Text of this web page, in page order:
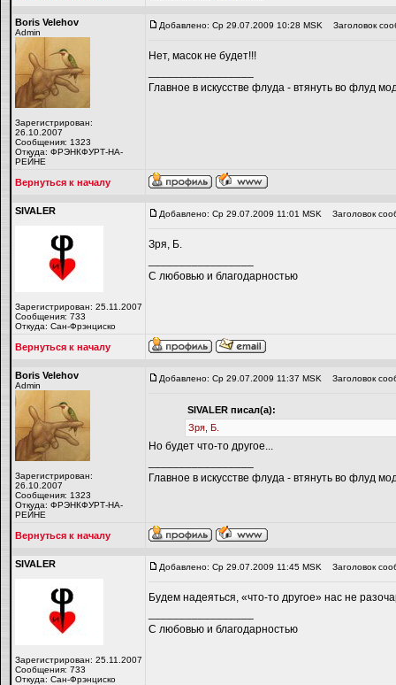
Boris Velehov
Admin
Зарегистрирован:
26.10.2007
Сообщения: 1323
Откуда: ФРЭНКФУРТ-НА-
РЕЙНЕ
Добавлено: Ср 29.07.2009 10:28 MSK Заголовок
Нет, масок не будет!!!
Главное в искусстве флуда - втянуть во флуд
Вернуться к началу
SIVALER
Зарегистрирован: 25.11.2007
Сообщения: 733
Откуда: Сан-Фрэнциско
Добавлено: Ср 29.07.2009 11:01 MSK Заголовок
Зря, Б.
С любовью и благодарностью
Вернуться к началу
Boris Velehov
Admin
Зарегистрирован:
26.10.2007
Сообщения: 1323
Откуда: ФРЭНКФУРТ-НА-
РЕЙНЕ
Добавлено: Ср 29.07.2009 11:37 MSK Заголовок
SIVALER писал(а):
Зря, Б.
Но будет что-то другое...
Главное в искусстве флуда - втянуть во флуд
Вернуться к началу
SIVALER
Зарегистрирован: 25.11.2007
Сообщения: 733
Откуда: Сан-Фрэнциско
Добавлено: Ср 29.07.2009 11:45 MSK Заголовок
Будем надеяться, «что-то другое» нас не
С любовью и благодарностью